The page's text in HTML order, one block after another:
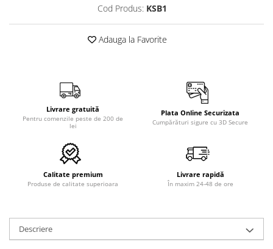
Cod Produs: KSB1
Adauga la Favorite
Livrare gratuită
Pentru comenzile peste de 200 de
lei
Plata Online Securizata
Cumpărături sigure cu 3D Secure
Calitate premium
Produse de calitate superioara
Livrare rapidă
În maxim 24-48 de ore
Descriere